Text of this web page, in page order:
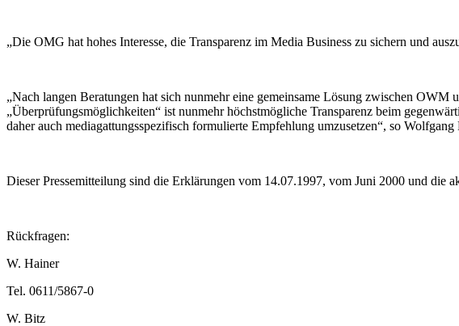
„Die OMG hat hohes Interesse, die Transparenz im Media Business zu sichern und
„Nach langen Beratungen hat sich nunmehr eine gemeinsame Lösung zwischen
„Überprüfungsmöglichkeiten“ ist nunmehr höchstmögliche Transparenz beim
daher auch mediagattungsspezifisch formulierte Empfehlung umzusetzen“, so
Dieser Pressemitteilung sind die Erklärungen vom 14.07.1997, vom Juni 2000 und die
Rückfragen:
W. Hainer
Tel. 0611/5867-0
W. Bitz